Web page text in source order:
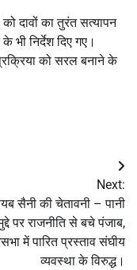
दावों का तुरंत सत्यापन
भी निर्देश दिए गए।
को सरल बनाने के
Next:
सैनी की चेतावनी – पानी
पर राजनीति से बचे पंजाब,
में पारित प्रस्ताव संघीय
व्यवस्था के विरुद्ध।